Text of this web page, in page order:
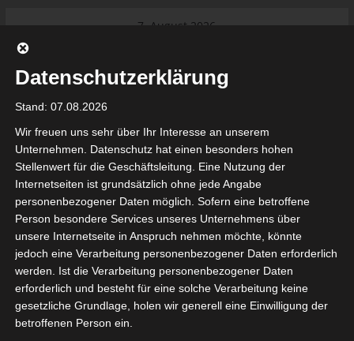
7. August 2026
Saison beginnt am am 19./20.
September 2026
steuert auf die Ligue 2 zu
Ligue 1 Pro: Saison 2026/2027
beginnt am 22. und 23. August
2026 (Update)
El Gawafel Sportives de Gafsa
(EGSG) kündigt Rückzug aus der
Meisterschaft an
Ligue 1 Pro: Spielplan der ersten 15
Spieltage der Saison 2026/2027
tunesienfussball.de
Tunesien Ligafußball
Datenschutzerklärung
Stand: 07.08.2026
Wir freuen uns sehr über Ihr Interesse an unserem
Unternehmen. Datenschutz hat einen besonders hohen
Stellenwert für die Geschäftsleitung. Eine Nutzung der
Internetseiten ist grundsätzlich ohne jede Angabe
personenbezogener Daten möglich. Sofern eine betroffene
Person besondere Services unseres Unternehmens über
unsere Internetseite in Anspruch nehmen möchte, könnte
jedoch eine Verarbeitung personenbezogener Daten erforderlich
werden. Ist die Verarbeitung personenbezogener Daten
erforderlich und besteht für eine solche Verarbeitung keine
gesetzliche Grundlage, holen wir generell eine Einwilligung der
betroffenen Person ein.